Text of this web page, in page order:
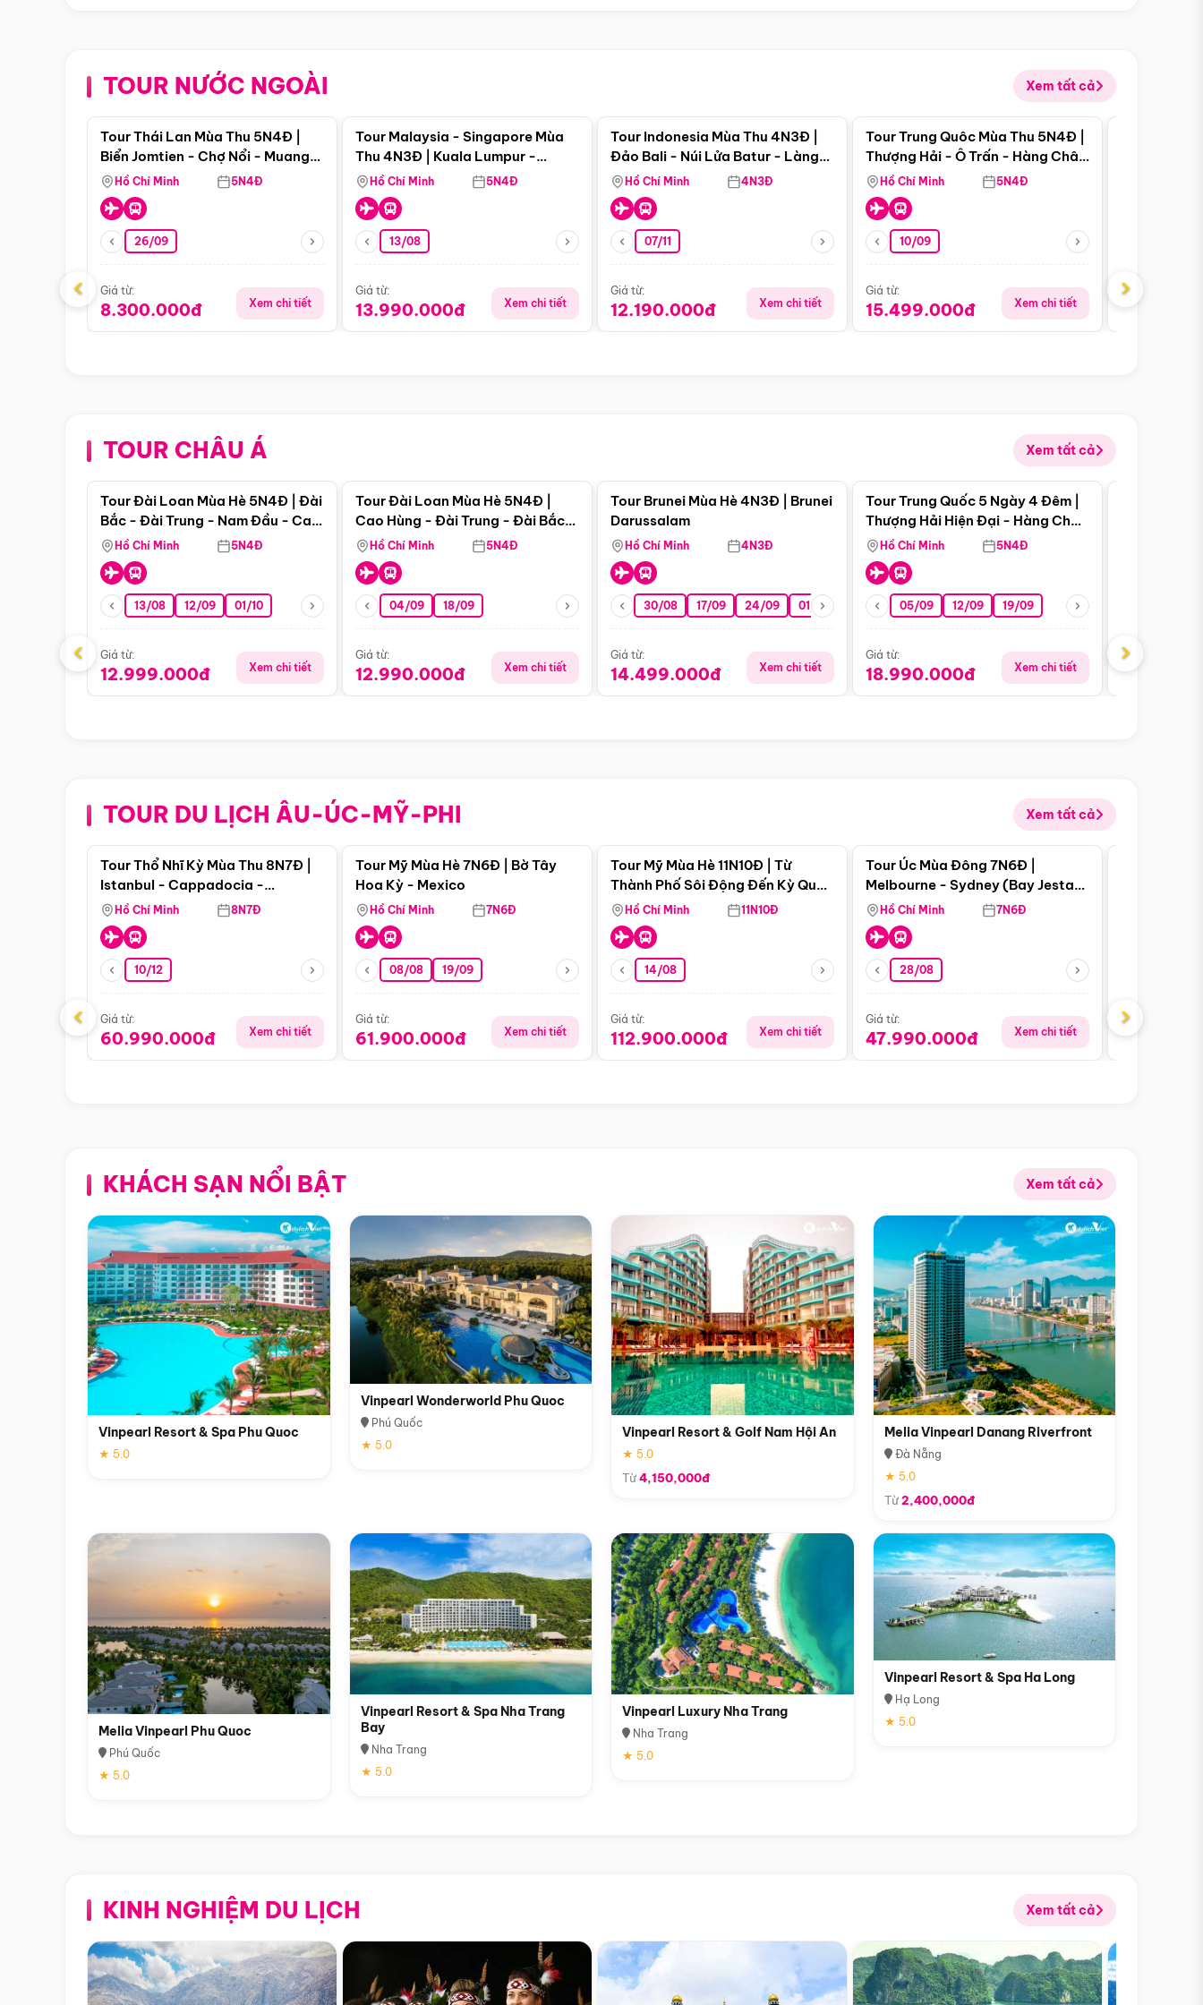
TOUR NƯỚC NGOÀI Xem tất cả
Điểm nổi bật
Tour Thái Lan Mùa Thu 5N4Đ |
Biển Jomtien - Chợ Nổi - Muang
Boran - Suanthai
Hồ Chí Minh 5N4Đ
26/09
Giá từ:
8.300.000đ Xem chi tiết
Tour Malaysia - Singapore Mùa
Thu 4N3Đ | Kuala Lumpur -
Malacca - Johor Baru -
Singapore
Hồ Chí Minh 5N4Đ
13/08
Giá từ:
13.990.000đ Xem chi tiết
Tour Indonesia Mùa Thu 4N3Đ |
Đảo Bali - Núi Lửa Batur - Làng
Penglipuran
Hồ Chí Minh 4N3Đ
07/11
Giá từ:
12.190.000đ Xem chi tiết
Điểm nổi bật
Tour Trung Quôc Mùa Thu 5N4Đ |
Thượng Hải - Ô Trấn - Hàng Châu
(Tour Không Shopping)
Hồ Chí Minh 5N4Đ
10/09
Giá từ:
15.499.000đ Xem chi tiết
Giá từ:
‹ ›
TOUR CHÂU Á Xem tất cả
Điểm nổi bật
Tour Đài Loan Mùa Hè 5N4Đ | Đài
Bắc - Đài Trung - Nam Đầu - Cao
Hùng ( Bay Vn)
Hồ Chí Minh 5N4Đ
13/08 12/09 01/10
Giá từ:
12.999.000đ Xem chi tiết
Tour Đài Loan Mùa Hè 5N4Đ |
Cao Hùng - Đài Trung - Đài Bắc
(Bay Vj)
Hồ Chí Minh 5N4Đ
04/09 18/09
Giá từ:
12.990.000đ Xem chi tiết
Tour Brunei Mùa Hè 4N3Đ | Brunei
Darussalam
Hồ Chí Minh 4N3Đ
30/08 17/09 24/09 01/10 15/10 29/10
Giá từ:
14.499.000đ Xem chi tiết
Điểm nổi bật
Tour Trung Quốc 5 Ngày 4 Đêm |
Thượng Hải Hiện Đại - Hàng Châu
Nên Thơ - Ô Trấn Cổ Kính
Hồ Chí Minh 5N4Đ
05/09 12/09 19/09
Giá từ:
18.990.000đ Xem chi tiết
Giá từ:
‹ ›
TOUR DU LỊCH ÂU-ÚC-MỸ-PHI Xem tất cả
Điểm nổi bật
Tour Thổ Nhĩ Kỳ Mùa Thu 8N7Đ |
Istanbul - Cappadocia -
Pamukkale
Hồ Chí Minh 8N7Đ
10/12
Giá từ:
60.990.000đ Xem chi tiết
Tour Mỹ Mùa Hè 7N6Đ | Bờ Tây
Hoa Kỳ - Mexico
Hồ Chí Minh 7N6Đ
08/08 19/09
Giá từ:
61.900.000đ Xem chi tiết
Tour Mỹ Mùa Hè 11N10Đ | Từ
Thành Phố Sôi Động Đến Kỳ Quan
Thiên Nhiên Mỹ
Hồ Chí Minh 11N10Đ
14/08
Giá từ:
112.900.000đ Xem chi tiết
Điểm nổi bật
Tour Úc Mùa Đông 7N6Đ |
Melbourne - Sydney (Bay Jestar
Airways)
Hồ Chí Minh 7N6Đ
28/08
Giá từ:
47.990.000đ Xem chi tiết
Giá từ:
‹ ›
KHÁCH SẠN NỔI BẬT Xem tất cả
Vinpearl Resort & Spa Phu Quoc
★ 5.0
Vinpearl Wonderworld Phu Quoc
Phú Quốc
★ 5.0
Vinpearl Resort & Golf Nam Hội An
★ 5.0
Từ4,150,000đ
Melia Vinpearl Danang Riverfront
Đà Nẵng
★ 5.0
Từ2,400,000đ
Melia Vinpearl Phu Quoc
Phú Quốc
★ 5.0
Vinpearl Resort & Spa Nha Trang
Bay
Nha Trang
★ 5.0
Vinpearl Luxury Nha Trang
Nha Trang
★ 5.0
Vinpearl Resort & Spa Ha Long
Hạ Long
★ 5.0
KINH NGHIỆM DU LỊCH Xem tất cả